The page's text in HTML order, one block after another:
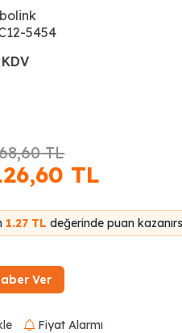
5454
TL
TL
1.27 TL değerinde puan
Ver
Fiyat Alarmı